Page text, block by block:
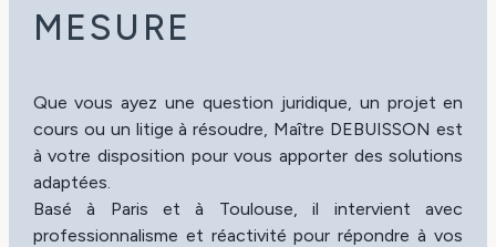
MESURE
Que vous ayez une question juridique, un projet en
cours ou un litige à résoudre, Maître DEBUISSON est
à votre disposition pour vous apporter des solutions
adaptées.
Basé à Paris et à Toulouse, il intervient avec
professionnalisme et réactivité pour répondre à vos